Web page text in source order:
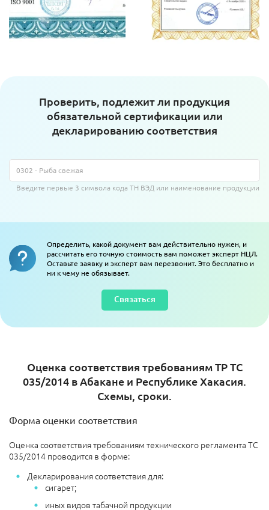
Проверить, подлежит ли продукция
обязательной сертификации или
декларированию соответствия
Введите первые 3 символа кода ТН ВЭД или наименование продукции
Определить, какой документ вам действительно нужен, и
рассчитать его точную стоимость вам поможет эксперт НЦЛ.
Оставьте заявку и эксперт вам перезвонит. Это бесплатно и
ни к чему не обязывает.
Связаться
Оценка соответствия требованиям ТР ТС
035/2014 в Абакане и Республике Хакасия.
Схемы, сроки.
Форма оценки соответствия
Оценка соответствия требованиям технического регламента ТС
035/2014 проводится в форме:
Декларирования соответствия для:
сигарет;
иных видов табачной продукции